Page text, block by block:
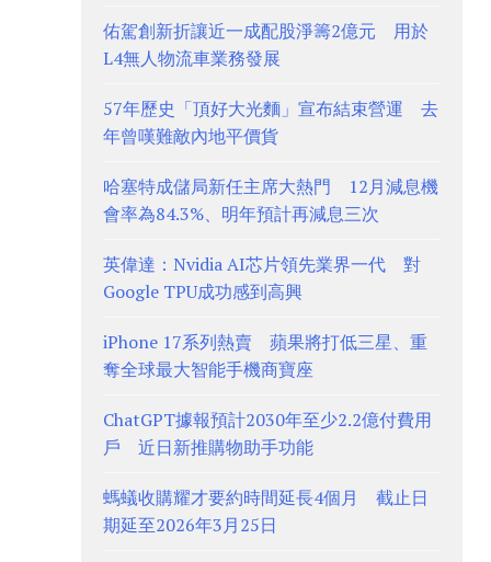
佑駕創新折讓近一成配股淨籌2億元 用於
L4無人物流車業務發展
57年歷史「頂好大光麵」宣布結束營運 去
年曾嘆難敵內地平價貨
哈塞特成儲局新任主席大熱門 12月減息機
會率為84.3%、明年預計再減息三次
英偉達：Nvidia AI芯片領先業界一代 對
Google TPU成功感到高興
iPhone 17系列熱賣 蘋果將打低三星、重
奪全球最大智能手機商寶座
ChatGPT據報預計2030年至少2.2億付費用
戶 近日新推購物助手功能
螞蟻收購耀才要約時間延長4個月 截止日
期延至2026年3月25日